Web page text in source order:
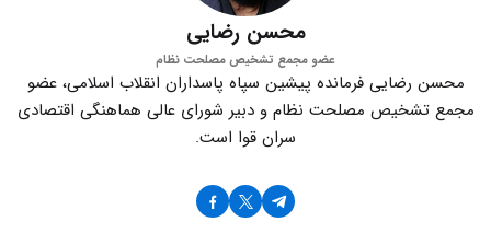
محسن رضایی
عضو مجمع تشخیص مصلحت نظام
محسن رضایی فرمانده پیشین سپاه پاسداران انقلاب اسلامی، عضو
مجمع تشخیص مصلحت نظام و دبیر شورای عالی هماهنگی اقتصادی
سران قوا است.